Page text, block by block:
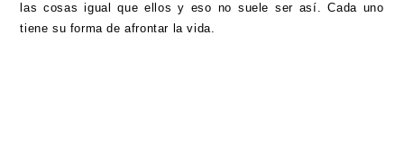
las cosas igual que ellos y eso no suele ser así. Cada uno
tiene su forma de afrontar la vida.